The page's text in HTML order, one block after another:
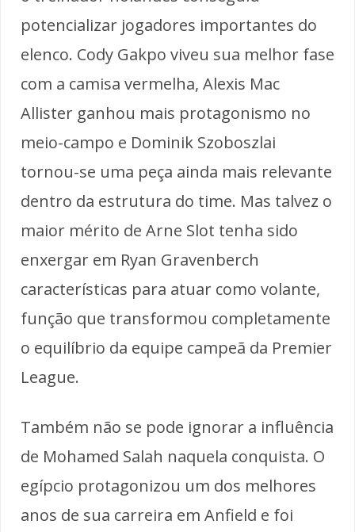
potencializar jogadores importantes do
elenco. Cody Gakpo viveu sua melhor fase
com a camisa vermelha, Alexis Mac
Allister ganhou mais protagonismo no
meio-campo e Dominik Szoboszlai
tornou-se uma peça ainda mais relevante
dentro da estrutura do time. Mas talvez o
maior mérito de Arne Slot tenha sido
enxergar em Ryan Gravenberch
características para atuar como volante,
função que transformou completamente
o equilíbrio da equipe campeã da Premier
League.
Também não se pode ignorar a influência
de Mohamed Salah naquela conquista. O
egípcio protagonizou um dos melhores
anos de sua carreira em Anfield e foi